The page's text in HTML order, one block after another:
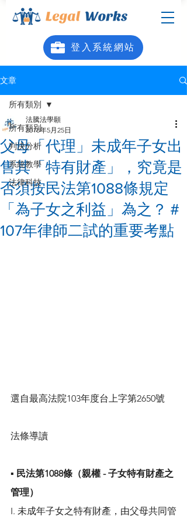
登入系統網站
文章
所有類別
判決分析
系統教學
法律科技
所有類別
父母「代理」未成年子女出
售其「特有財產」，究竟是
否須按民法第1088條規定
「為子女之利益」為之？＃
107年律師二試的重要考點
法騰法學願
2018年5月25日
選自最高法院103年度台上字第2650號
法條導讀
▪️ 民法第1088條（親權 - 子女特有財產之
管理）
I. 未成年子女之特有財產，由父母共同管